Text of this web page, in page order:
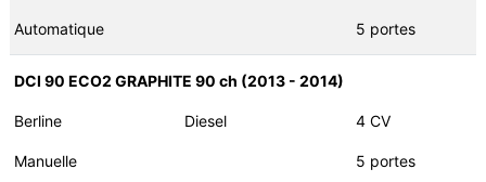
Automatique 5 portes
DCI 90 ECO2 GRAPHITE 90 ch (2013 - 2014)
Berline Diesel 4 CV
Manuelle 5 portes